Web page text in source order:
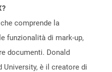
comprende la
funzionalità di mark-up,
documenti. Donald
University, è il creatore di